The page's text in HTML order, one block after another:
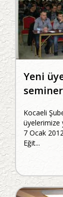
Yeni
Kocaeli
üyelerimize
7 Ocak
Eğit...